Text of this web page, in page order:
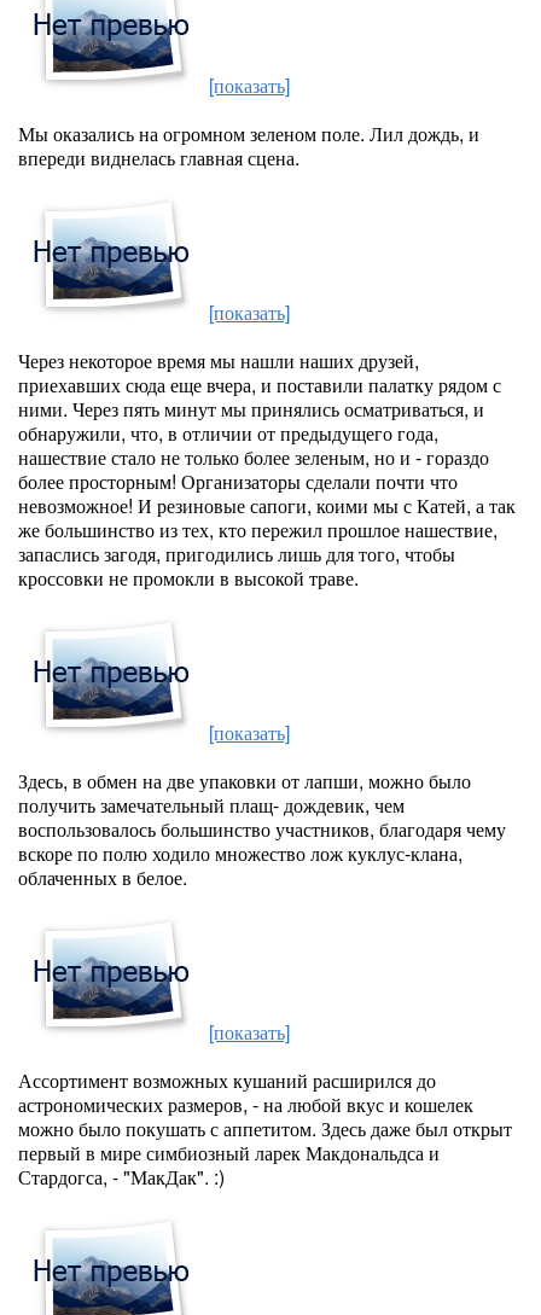
[показать]
Мы оказались на огромном зеленом поле. Лил дождь, и
впереди виднелась главная сцена.
[показать]
Через некоторое время мы нашли наших друзей,
приехавших сюда еще вчера, и поставили палатку рядом с
ними. Через пять минут мы принялись осматриваться, и
обнаружили, что, в отличии от предыдущего года,
нашествие стало не только более зеленым, но и - гораздо
более просторным! Организаторы сделали почти что
невозможное! И резиновые сапоги, коими мы с Катей, а так
же большинство из тех, кто пережил прошлое нашествие,
запаслись загодя, пригодились лишь для того, чтобы
кроссовки не промокли в высокой траве.
[показать]
Здесь, в обмен на две упаковки от лапши, можно было
получить замечательный плащ- дождевик, чем
воспользовалось большинство участников, благодаря чему
вскоре по полю ходило множество лож куклус-клана,
облаченных в белое.
[показать]
Ассортимент возможных кушаний расширился до
астрономических размеров, - на любой вкус и кошелек
можно было покушать с аппетитом. Здесь даже был открыт
первый в мире симбиозный ларек Макдональдса и
Стардогса, - "МакДак". :)